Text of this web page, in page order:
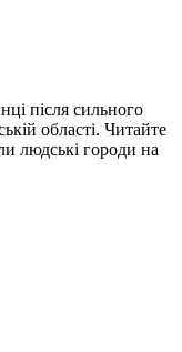
після сильного
області. Читайте
людські городи на